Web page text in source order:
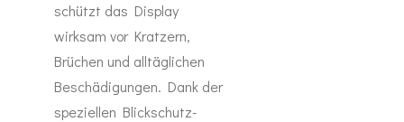
schützt das Display
wirksam vor Kratzern,
Brüchen und alltäglichen
Beschädigungen. Dank der
speziellen Blickschutz-